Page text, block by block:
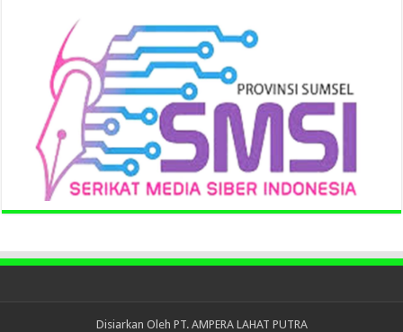
Disiarkan Oleh PT. AMPERA LAHAT PUTRA